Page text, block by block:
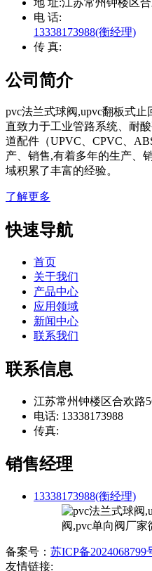
电 话:
13338173988(衡经理)
传 真:
公司简介
pvc法兰式球阀,upvc翻板式
直致力于工业管路系统、耐
道配件（UPVC、CPVC、
产、销售,有着多年的生产、
域积累了丰富的经验。
了解更多
快速导航
首页
关于我们
产品中心
应用领域
新闻中心
联系我们
联系信息
江苏常州钟楼区合欢路
电话: 13338173988
传真:
销售经理
13338173988(衡经理)
备案号： 苏ICP备2024068799
友情链接: